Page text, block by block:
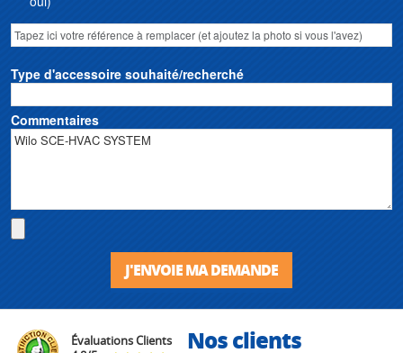
Type d'accessoire souhaité/recherché
Commentaires
J'ENVOIE MA DEMANDE
Évaluations Clients
Nos clients